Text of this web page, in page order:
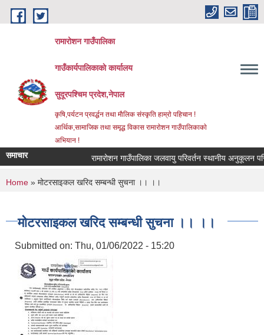
Skip to main content
रामारोशन गाउँपालिका
गाउँकार्यपालिकाकाे कार्यालय
सुदूरपश्चिम प्रदेश,नेपाल
कृषि,पर्यटन प्रवर्द्धन तथा माैलिक संस्कृति हाम्राे पहिचान !
आर्थिक,सामाजिक तथा समृद्ध विकास रामाराेशन गाउँपालिकाकाे
अभियान !
समाचार रामारोशन गाउँपालिका जलवायु परिवर्तन स्थानीय अनुकूलन
You are here
Home » मोटरसाइकल खरिद सम्बन्धी सुचना ।। ।।
मोटरसाइकल खरिद सम्बन्धी सुचना ।। ।।
Submitted on: Thu, 01/06/2022 - 15:20